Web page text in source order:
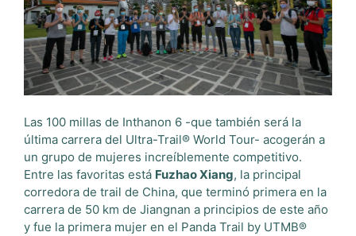
Las 100 millas de Inthanon 6 -que también será la
última carrera del Ultra-Trail® World Tour- acogerán a
un grupo de mujeres increíblemente competitivo.
Entre las favoritas está Fuzhao Xiang, la principal
corredora de trail de China, que terminó primera en la
carrera de 50 km de Jiangnan a principios de este año
y fue la primera mujer en el Panda Trail by UTMB®